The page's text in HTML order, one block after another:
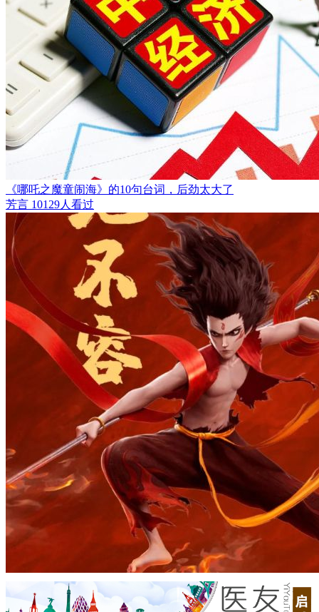
《哪吒之魔童闹海》的10句台词，后劲太大了
芳言 10129人看过